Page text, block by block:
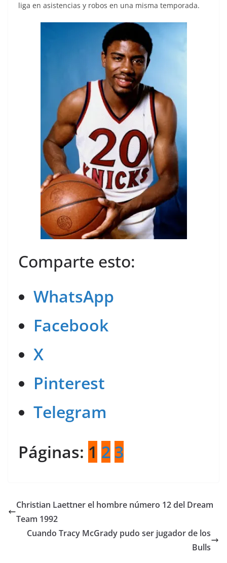
liga en asistencias y robos en una misma temporada.
Comparte esto:
WhatsApp
Facebook
X
Pinterest
Telegram
Páginas: 1 2 3
Christian Laettner el hombre número 12 del Dream
Team 1992
Cuando Tracy McGrady pudo ser jugador de los
Bulls